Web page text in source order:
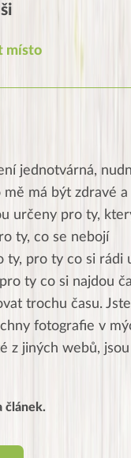
místo
jednotvárná,
má být zdravé a
určeny pro ty,
ty, co se nebojí
pro ty co si rádi
ty co si najdou
trochu času. Jste
fotografie v
z jiných webů,
článek.